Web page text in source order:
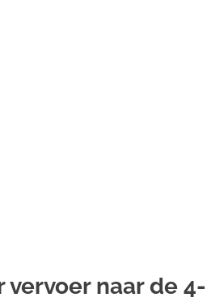
vervoer naar de 4-